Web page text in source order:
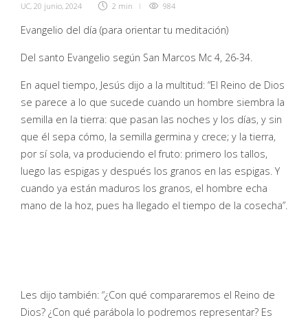
UC, 20 junio, 2024 2 min 984
Evangelio del día (para orientar tu meditación)
Del santo Evangelio según San Marcos Mc 4, 26-34.
En aquel tiempo, Jesús dijo a la multitud: “El Reino de Dios
se parece a lo que sucede cuando un hombre siembra la
semilla en la tierra: que pasan las noches y los días, y sin
que él sepa cómo, la semilla germina y crece; y la tierra,
por sí sola, va produciendo el fruto: primero los tallos,
luego las espigas y después los granos en las espigas. Y
cuando ya están maduros los granos, el hombre echa
mano de la hoz, pues ha llegado el tiempo de la cosecha”.
Les dijo también: “¿Con qué compararemos el Reino de
Dios? ¿Con qué parábola lo podremos representar? Es